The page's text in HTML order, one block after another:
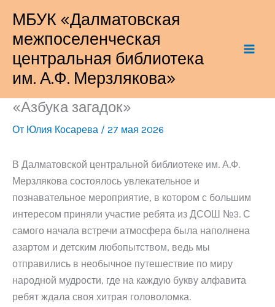
содержимому
МБУК «Далматовская
межпоселенческая
центральная библиотека
им. А.Ф. Мерзлякова»
«Азбука загадок»
От Юлия Косарева / 27 мая 2026
В Далматовской центральной библиотеке им. А.Ф.
Мерзлякова состоялось увлекательное и
познавательное мероприятие, в котором с большим
интересом приняли участие ребята из ДСОШ №3. С
самого начала встречи атмосфера была наполнена
азартом и детским любопытством, ведь мы
отправились в необычное путешествие по миру
народной мудрости, где на каждую букву алфавита
ребят ждала своя хитрая головоломка.